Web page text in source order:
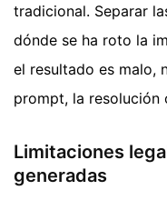
tradicional. Separar
dónde se ha roto la
el resultado es malo,
prompt, la resolución
Limitaciones
generadas